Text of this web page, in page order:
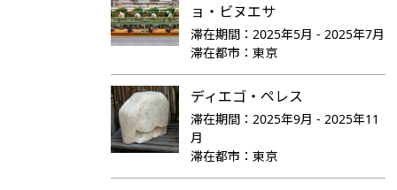
ョ・ビヌエサ
滞在期間： 2025年5月 - 2025年7月
滞在都市：東京
ディエゴ・ペレス
滞在期間： 2025年9月 - 2025年11
月
滞在都市：東京